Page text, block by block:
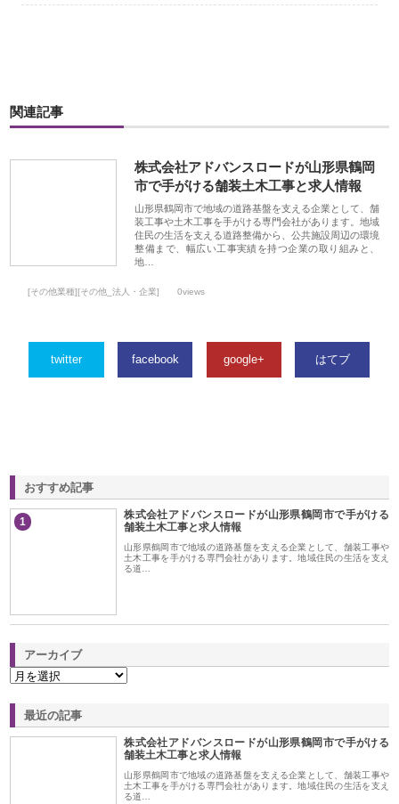
関連記事
株式会社アドバンスロードが山形県鶴岡
市で手がける舗装土木工事と求人情報
山形県鶴岡市で地域の道路基盤を支える企業として、舗
装工事や土木工事を手がける専門会社があります。地域
住民の生活を支える道路整備から、公共施設周辺の環境
整備まで、幅広い工事実績を持つ企業の取り組みと、
地…
[その他業種][その他_法人・企業] 0views
twitter facebook google+ はてブ
おすすめ記事
1
株式会社アドバンスロードが山形県鶴岡市で手がける
舗装土木工事と求人情報
山形県鶴岡市で地域の道路基盤を支える企業として、舗装工事や
土木工事を手がける専門会社があります。地域住民の生活を支え
る道…
アーカイブ
最近の記事
株式会社アドバンスロードが山形県鶴岡市で手がける
舗装土木工事と求人情報
山形県鶴岡市で地域の道路基盤を支える企業として、舗装工事や
土木工事を手がける専門会社があります。地域住民の生活を支え
る道…